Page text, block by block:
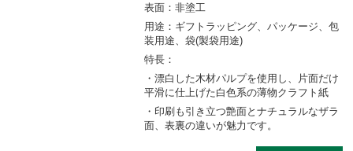
表面：非塗工
用途：ギフトラッピング、パッケージ、包
装用途、袋(製袋用途)
特長：
・漂白した木材パルプを使用し、片面だけ
平滑に仕上げた白色系の薄物クラフト紙
・印刷も引き立つ艶面とナチュラルなザラ
面、表裏の違いが魅力です。